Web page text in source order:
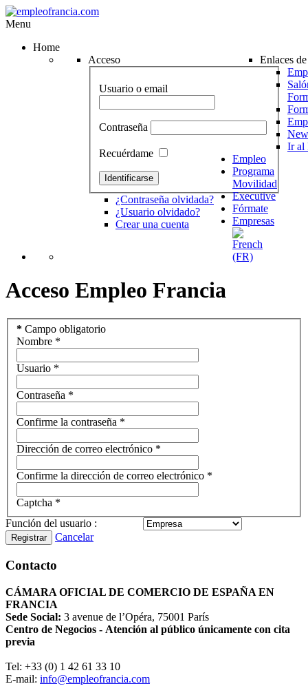
Menu
Home
Acceso
Usuario o email
Contraseña
Recuérdame
¿Contraseña olvidada?
¿Usuario olvidado?
Crear una cuenta
Enlaces
Ir al
Empleo
Programa
Movilidad
Executive
Fórmate
Empresas
Acceso Empleo Francia
* Campo obligatorio
Nombre *
Usuario *
Contraseña *
Confirme la contraseña *
Dirección de correo electrónico *
Confirme la dirección de correo electrónico *
Captcha *
Función del usuario :
Registrar Cancelar
Contacto
CÁMARA OFICIAL DE COMERCIO DE ESPAÑA EN
FRANCIA
Sede Social: 3 avenue de l’Opéra, 75001 París
Centro de Negocios - Atención al público únicamente con cita
previa
Tel: +33 (0) 1 42 61 33 10
E-mail: info@empleofrancia.com